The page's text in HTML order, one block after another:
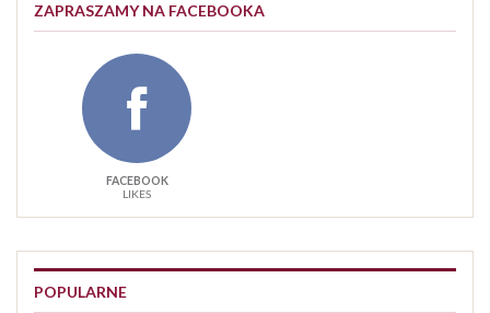
ZAPRASZAMY NA FACEBOOKA
FACEBOOK
LIKES
POPULARNE